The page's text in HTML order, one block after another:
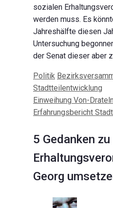
sozialen
werden muss. Es
Jahreshälfte diesen
Untersuchung
der Senat dieser aber
Kategorien
Politik Schlagwörter
Stadtteilentwicklung
Beitrags-Navigation
Einweihung Von-
Erfahrungsbericht
5 Gedanken zu
Georg